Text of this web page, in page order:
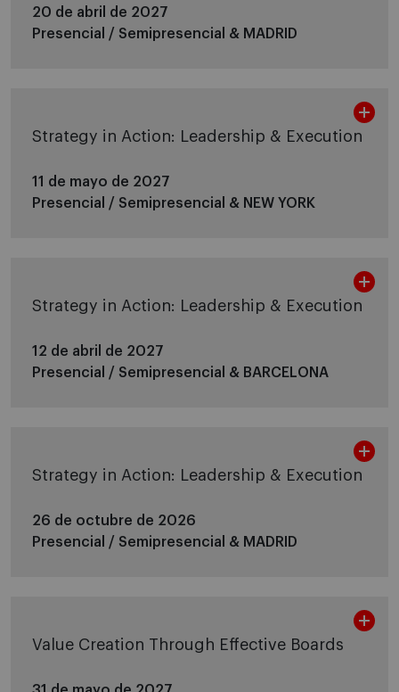
20 de abril de 2027
Presencial / Semipresencial & MADRID
Strategy in Action: Leadership & Execution
11 de mayo de 2027
Presencial / Semipresencial & NEW YORK
Strategy in Action: Leadership & Execution
12 de abril de 2027
Presencial / Semipresencial & BARCELONA
Strategy in Action: Leadership & Execution
26 de octubre de 2026
Presencial / Semipresencial & MADRID
Value Creation Through Effective Boards